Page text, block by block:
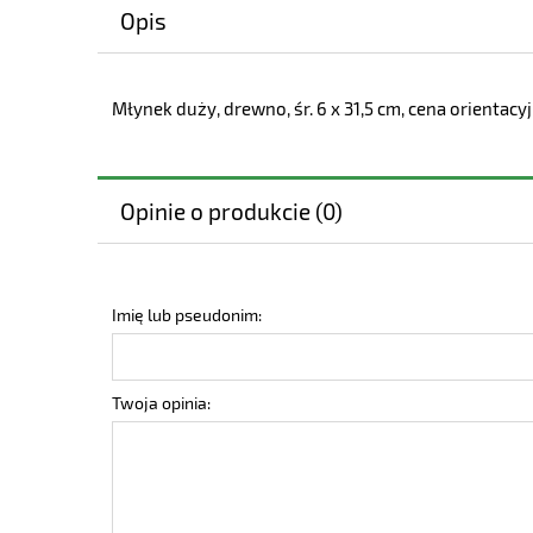
Opis
Młynek duży, drewno, śr. 6 x 31,5 cm, cena
Opinie o produkcie (0)
Imię lub pseudonim:
Twoja opinia: